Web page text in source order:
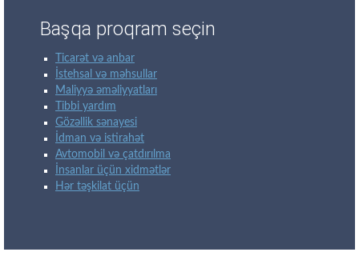
Başqa proqram seçin
Ticarət və anbar
İstehsal və məhsullar
Maliyyə əməliyyatları
Tibbi yardım
Gözəllik sənayesi
İdman və istirahət
Avtomobil və çatdırılma
İnsanlar üçün xidmətlər
Hər təşkilat üçün